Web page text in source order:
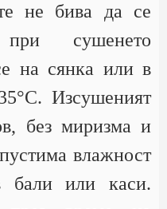
не бива да се
сушенето
на сянка или в
Изсушеният
без миризма и
влажност
бали или каси.